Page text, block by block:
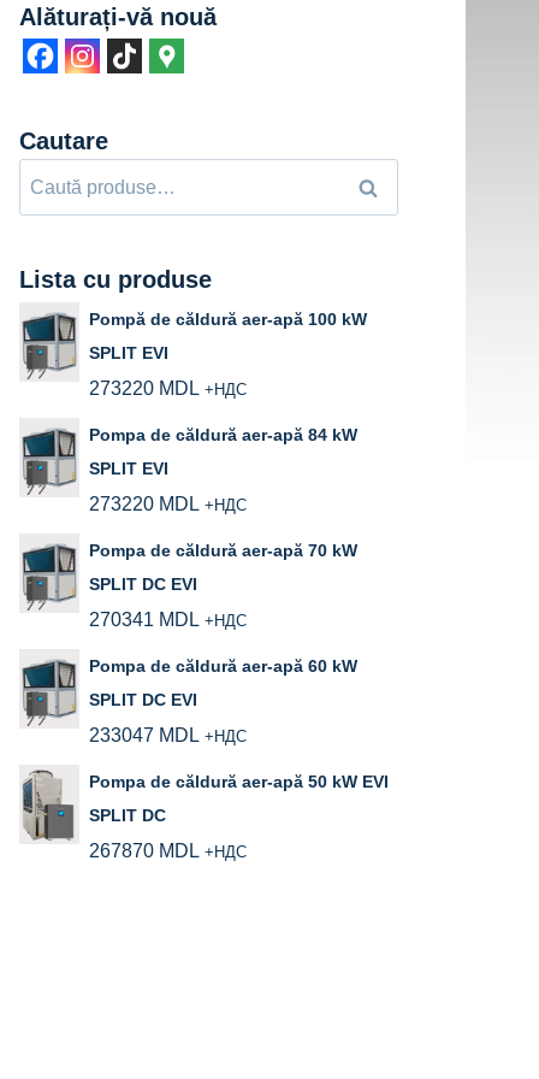
Alăturați-vă nouă
Cautare
Caută
după:
Caută
Lista cu produse
Pompă de căldură aer-apă 100 kW
SPLIT EVI
273220 MDL +НДС
Pompa de căldură aer-apă 84 kW
SPLIT EVI
273220 MDL +НДС
Pompa de căldură aer-apă 70 kW
SPLIT DC EVI
270341 MDL +НДС
Pompa de căldură aer‑apă 60 kW
SPLIT DC EVI
233047 MDL +НДС
Pompa de căldură aer‑apă 50 kW EVI
SPLIT DC
267870 MDL +НДС